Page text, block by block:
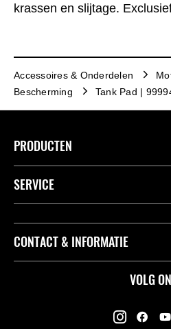
krassen en slijtage.
Accessoires & Onderdelen
Bescherming
Tank Pad |
VOLG
PRODUCTEN
Accessoires & Onderdelen
Motoren
SERVICE
K-Care Fabrieksgarantie
Kawasaki Road Assistance
Kawasaki Insurance
CONTACT & INFORMATIE